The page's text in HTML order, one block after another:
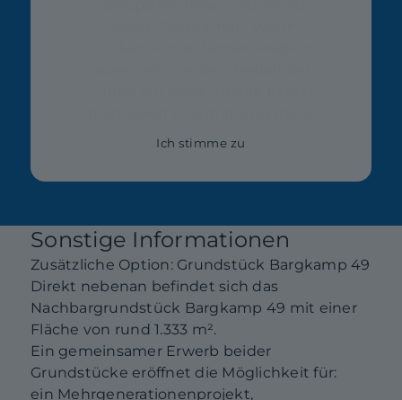
Ich stimme zu
Sonstige Informationen
Zusätzliche Option: Grundstück Bargkamp 49
Direkt nebenan befindet sich das
Nachbargrundstück Bargkamp 49 mit einer
Fläche von rund 1.333 m².
Ein gemeinsamer Erwerb beider
Grundstücke eröffnet die Möglichkeit für:
ein Mehrgenerationenprojekt,